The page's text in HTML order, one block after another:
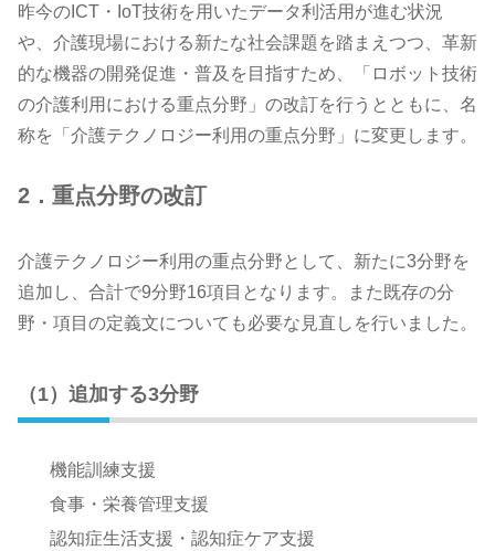
昨今のICT・IoT技術を用いたデータ利活用が進む状況
や、介護現場における新たな社会課題を踏まえつつ、革新
的な機器の開発促進・普及を目指すため、「ロボット技術
の介護利用における重点分野」の改訂を行うとともに、名
称を「介護テクノロジー利用の重点分野」に変更します。
2．重点分野の改訂
介護テクノロジー利用の重点分野として、新たに3分野を
追加し、合計で9分野16項目となります。また既存の分
野・項目の定義文についても必要な見直しを行いました。
（1）追加する3分野
機能訓練支援
食事・栄養管理支援
認知症生活支援・認知症ケア支援